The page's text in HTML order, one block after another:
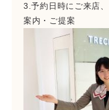
3.予約日時にご来店、
案内・ご提案